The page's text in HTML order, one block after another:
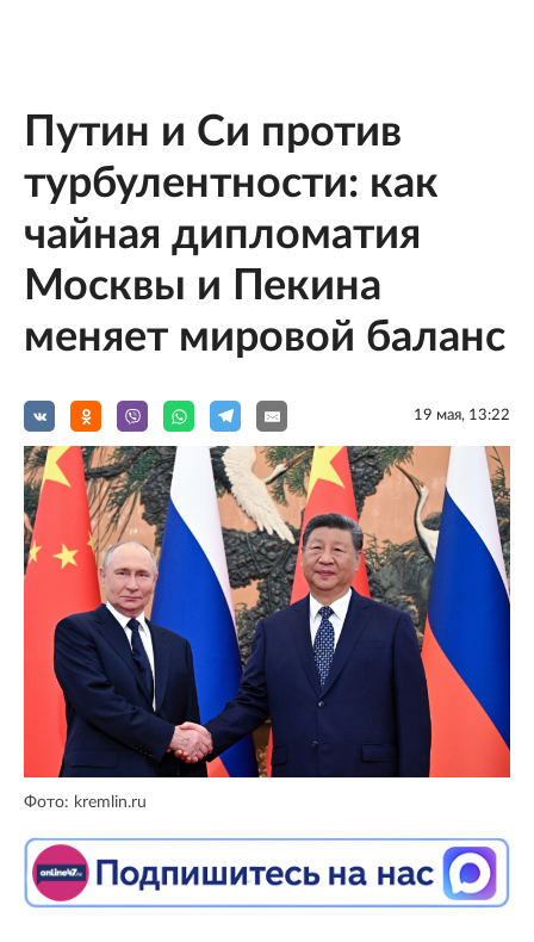
Путин и Си против
турбулентности: как
чайная дипломатия
Москвы и Пекина
меняет мировой баланс
19 мая, 13:22
Фото: kremlin.ru